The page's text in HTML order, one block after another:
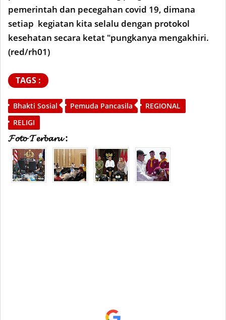
pemerintah dan pecegahan covid 19, dimana
setiap kegiatan kita selalu dengan protokol
kesehatan secara ketat "pungkanya mengakhiri.
(red/rh01)
TAGS :
Bhakti Sosial Pemuda Pancasila
REGIONAL
RELIGI
𝓕𝓸𝓽𝓸 𝓣𝓮𝓻𝓫𝓪𝓻𝓾 :